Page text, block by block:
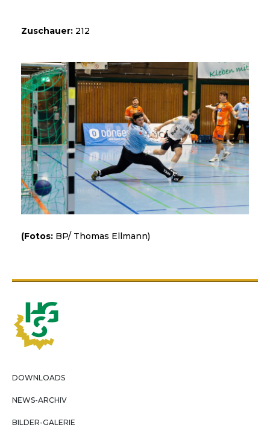
Zuschauer: 212
(Fotos: BP/ Thomas Ellmann)
DOWNLOADS
NEWS-ARCHIV
BILDER-GALERIE